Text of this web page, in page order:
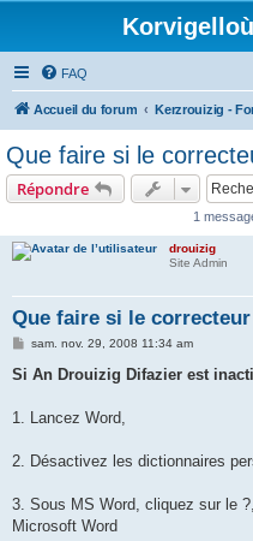
FAQ
Accueil du forum
Que faire si le
Répondre
1
drouizig
Site Admin
Que faire si le
M
s
g
sam. nov. 29, 2008 11:34 am
Si An Drouizig Difazier est
1. Lancez Word,
2. Désactivez les dictionnaires
3. Sous MS Word, cliquez sur le
Microsoft Word